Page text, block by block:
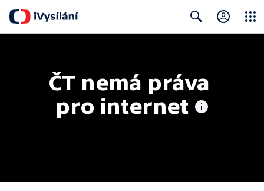
ČT nemá práva
pro internet